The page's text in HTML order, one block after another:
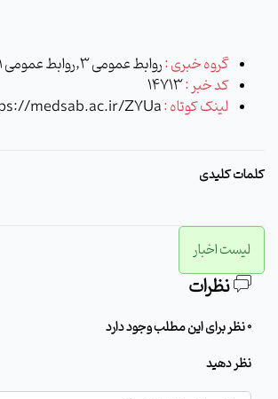
گروه خبری :روابط عمومی 3,روابط عمومی 1
کد خبر :14713
لینک کوتاه :medsab.ac.ir/Z7Ua
کلمات کلیدی
لیست اخبار
نظرات
0 نظر برای این مطلب وجود دارد
نظر دهید